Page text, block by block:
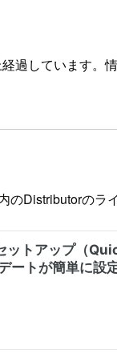
過しています。
のDistributorのラ